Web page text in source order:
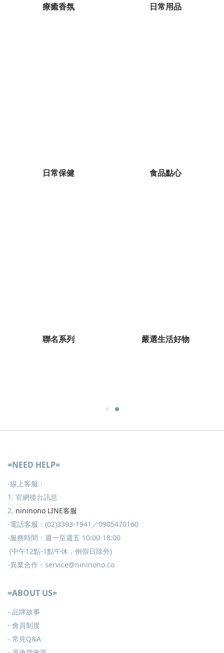
療癒香氛 日常用品
日常保健 食品點心
聯名系列 嚴選生活好物
=NEED HELP=
-線上客服：
1. 官網後台訊息
2. nininono LINE客服
-電話客服：(02)3393-1941／0905470160
-服務時間：週一至週五 10:00-18:00
(中午12點-1點午休，例假日除外)
-異業合作：service@nininono.co
=ABOUT US=
- 品牌故事
- 會員制度
- 常見Q&A